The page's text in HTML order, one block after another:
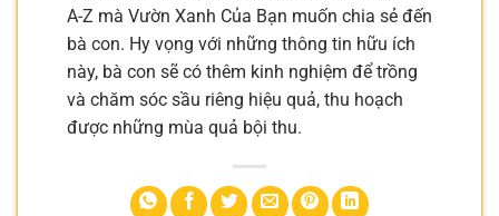
A-Z mà Vườn Xanh Của Bạn muốn chia sẻ đến
bà con. Hy vọng với những thông tin hữu ích
này, bà con sẽ có thêm kinh nghiệm để trồng
và chăm sóc sầu riêng hiệu quả, thu hoạch
được những mùa quả bội thu.